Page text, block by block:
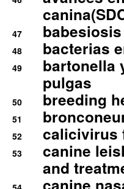
47
48 bacterias
49
bartonella
pulgas
50 breeding
51
52 calicivirus
53
canine
and
canine